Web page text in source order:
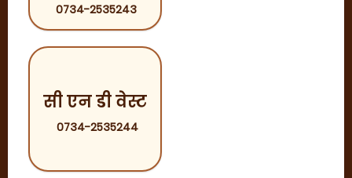
0734-2535243
सी एन डी वेस्ट
0734-2535244